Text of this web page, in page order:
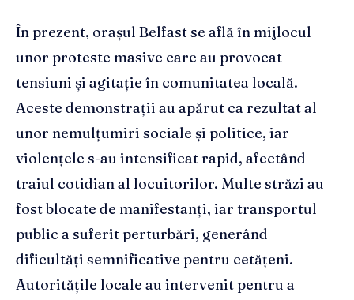
În prezent, orașul Belfast se află în mijlocul
unor proteste masive care au provocat
tensiuni și agitație în comunitatea locală.
Aceste demonstrații au apărut ca rezultat al
unor nemulțumiri sociale și politice, iar
violențele s-au intensificat rapid, afectând
traiul cotidian al locuitorilor. Multe străzi au
fost blocate de manifestanți, iar transportul
public a suferit perturbări, generând
dificultăți semnificative pentru cetățeni.
Autoritățile locale au intervenit pentru a